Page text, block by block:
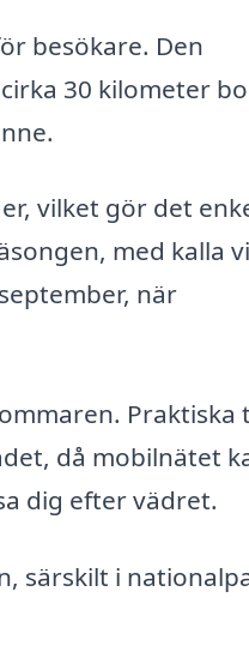
besökare. Den
30 kilometer
vilket gör det
med kalla
när
Praktiska
då mobilnätet
dig efter vädret.
särskilt i